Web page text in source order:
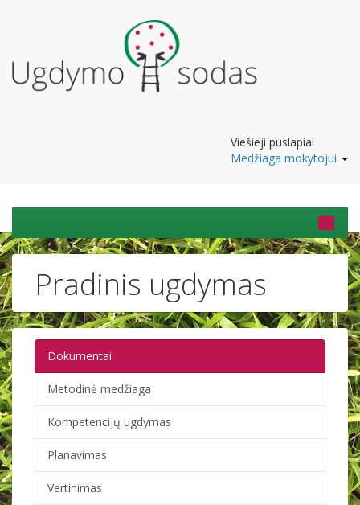
Viešieji puslapiai
Medžiaga mokytojui
Pradinis ugdymas
Dokumentai
Metodinė medžiaga
Kompetencijų ugdymas
Planavimas
Vertinimas